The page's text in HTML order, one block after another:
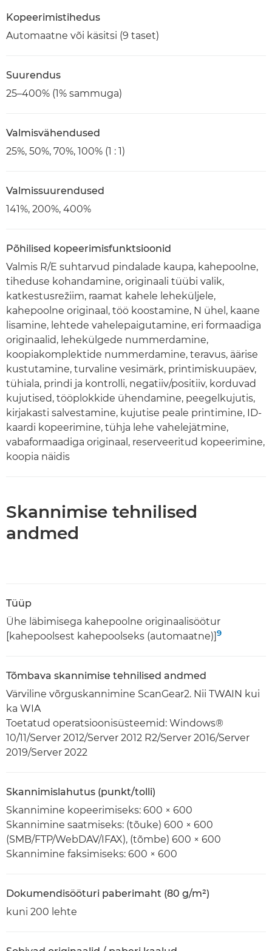
Kopeerimistihedus
Automaatne või käsitsi (9 taset)
Suurendus
25–400% (1% sammuga)
Valmisvähendused
25%, 50%, 70%, 100% (1 : 1)
Valmissuurendused
141%, 200%, 400%
Põhilised kopeerimisfunktsioonid
Valmis R/E suhtarvud pindalade kaupa, kahepoolne,
tiheduse kohandamine, originaali tüübi valik,
katkestusrežiim, raamat kahele leheküljele,
kahepoolne originaal, töö koostamine, N ühel, kaane
lisamine, lehtede vahelepaigutamine, eri formaadiga
originaalid, lehekülgede nummerdamine,
koopiakomplektide nummerdamine, teravus, äärise
kustutamine, turvaline vesimärk, printimiskuupäev,
tühiala, prindi ja kontrolli, negatiiv/positiiv, korduvad
kujutised, tööplokkide ühendamine, peegelkujutis,
kirjakasti salvestamine, kujutise peale printimine, ID-
kaardi kopeerimine, tühja lehe vahelejätmine,
vabaformaadiga originaal, reserveeritud kopeerimine,
koopia näidis
Skannimise tehnilised
andmed
Tüüp
Ühe läbimisega kahepoolne originaalisöötur
[kahepoolsest kahepoolseks (automaatne)]9
Tõmbava skannimise tehnilised andmed
Värviline võrguskannimine ScanGear2. Nii TWAIN kui
ka WIA
Toetatud operatsioonisüsteemid: Windows®
10/11/Server 2012/Server 2012 R2/Server 2016/Server
2019/Server 2022
Skannimislahutus (punkt/tolli)
Skannimine kopeerimiseks: 600 × 600
Skannimine saatmiseks: (tõuke) 600 × 600
(SMB/FTP/WebDAV/IFAX), (tõmbe) 600 × 600
Skannimine faksimiseks: 600 × 600
Dokumendisööturi paberimaht (80 g/m²)
kuni 200 lehte